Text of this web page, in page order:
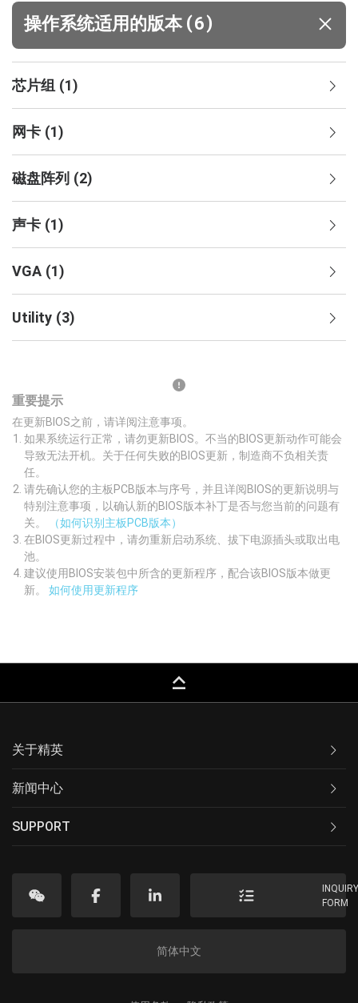
操作系统适用的版本 (6)
芯片组 (1)
网卡 (1)
磁盘阵列 (2)
声卡 (1)
VGA (1)
Utility (3)
重要提示
在更新BIOS之前，请详阅注意事项。
如果系统运行正常，请勿更新BIOS。不当的BIOS更新动作可能会
导致无法开机。关于任何失败的BIOS更新，制造商不负相关责
任。
请先确认您的主板PCB版本与序号，并且详阅BIOS的更新说明与
特别注意事项，以确认新的BIOS版本补丁是否与您当前的问题有
关。
（如何识别主板PCB版本）
在BIOS更新过程中，请勿重新启动系统、拔下电源插头或取出电
池。
建议使用BIOS安装包中所含的更新程序，配合该BIOS版本做更
新。 如何使用更新程序
keyboard_capslock
关于精英
新闻中心
SUPPORT
FORM
简体中文